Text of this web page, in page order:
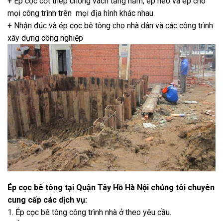
mọi công trình trên mọi địa hình khác nhau
+ Nhận đúc và ép cọc bê tông cho nhà dân và các công trình
xây dựng công nghiệp
Ép cọc bê tông tại Quận Tây Hồ Hà Nội chúng tôi chuyên
cung cấp các dịch vụ:
1. Ép cọc bê tông công trình nhà ở theo yêu cầu.